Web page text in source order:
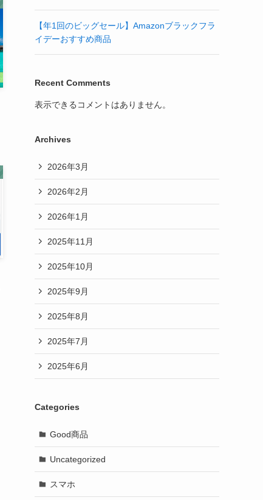
【年1回のビッグセール】Amazonブラックフラ
イデーおすすめ商品
Recent Comments
表示できるコメントはありません。
Archives
2026年3月
2026年2月
2026年1月
2025年11月
2025年10月
2025年9月
2025年8月
2025年7月
2025年6月
Categories
Good商品
Uncategorized
スマホ